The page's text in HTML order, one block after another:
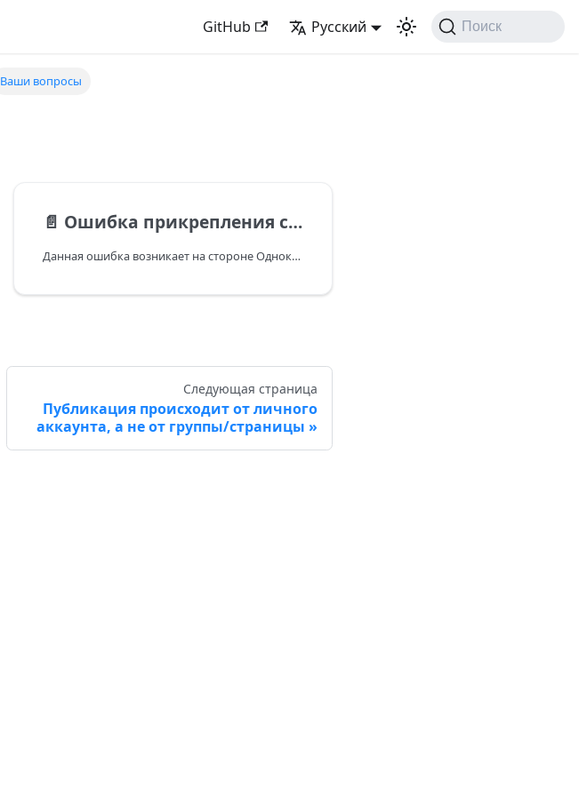
GitHub Русский Поиск
Ваши вопросы
📄️ Ошибка прикрепления ссылки. Социальная сеть не смогла получить доступ к сайту по ссылке
Данная ошибка возникает на стороне Одноклассники.
Следующая страница
Публикация происходит от личного
аккаунта, а не от группы/страницы